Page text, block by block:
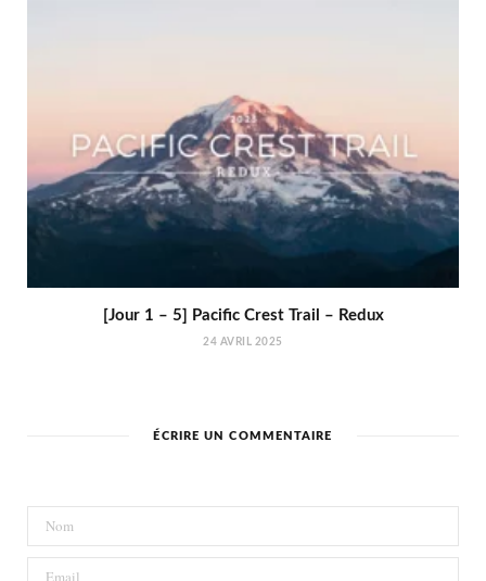
[Jour 1 – 5] Pacific Crest Trail – Redux
24 AVRIL 2025
ÉCRIRE UN COMMENTAIRE